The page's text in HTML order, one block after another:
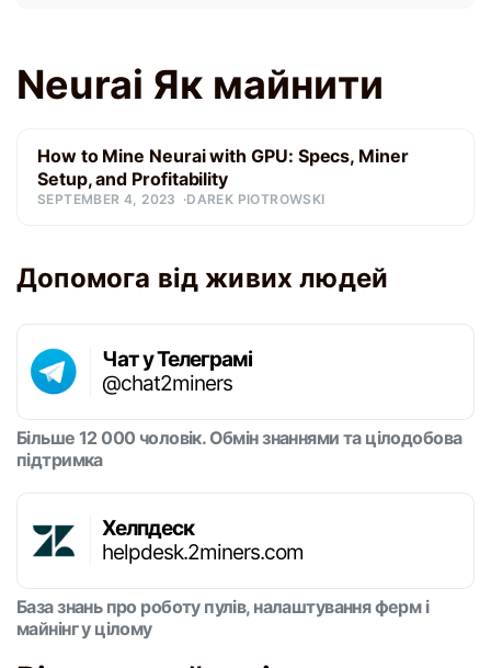
Neurai Як майнити
How to Mine Neurai with GPU: Specs, Miner
Setup, and Profitability
SEPTEMBER 4, 2023 DAREK PIOTROWSKI
Допомога від живих людей
Чат у Телеграмі
@chat2miners
Більше 12 000 чоловік. Обмін знаннями та цілодобова
підтримка
Хелпдеск
helpdesk.2miners.com
База знань про роботу пулів, налаштування ферм і
майнінг у цілому